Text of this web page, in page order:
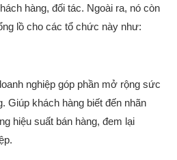
hàng, đối tác. Ngoài ra, nó còn
lồ cho các tổ chức này như:
nghiệp góp phần mở rộng sức
Giúp khách hàng biết đến nhãn
hiệu suất bán hàng, đem lại